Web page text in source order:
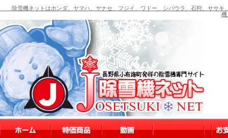
除雪機ネットはホンダ、ヤマハ、ヤナセ、フジイ、ワドー、シバウラ、石狩、ササキ
機